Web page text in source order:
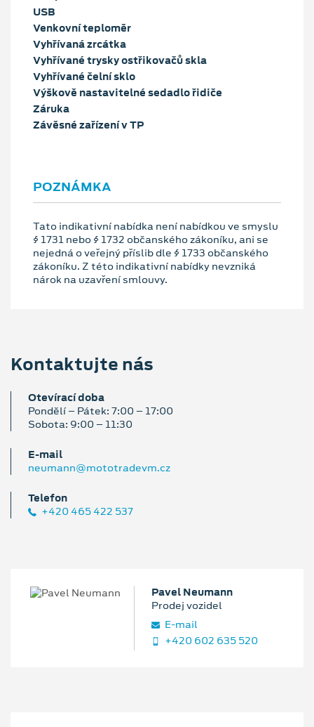
USB
Venkovní teploměr
Vyhřívaná zrcátka
Vyhřívané trysky ostřikovačů skla
Vyhřívané čelní sklo
Výškově nastavitelné sedadlo řidiče
Záruka
Závěsné zařízení v TP
POZNÁMKA
Tato indikativní nabídka není nabídkou ve smyslu
§ 1731 nebo § 1732 občanského zákoníku, ani se
nejedná o veřejný příslib dle § 1733 občanského
zákoníku. Z této indikativní nabídky nevzniká
nárok na uzavření smlouvy.
Kontaktujte nás
Otevírací doba
Pondělí – Pátek: 7:00 – 17:00
Sobota: 9:00 – 11:30
E‑mail
neumann@mototradevm.cz
Telefon
+420 465 422 537
Pavel Neumann
Prodej vozidel
E‑mail
+420 602 635 520